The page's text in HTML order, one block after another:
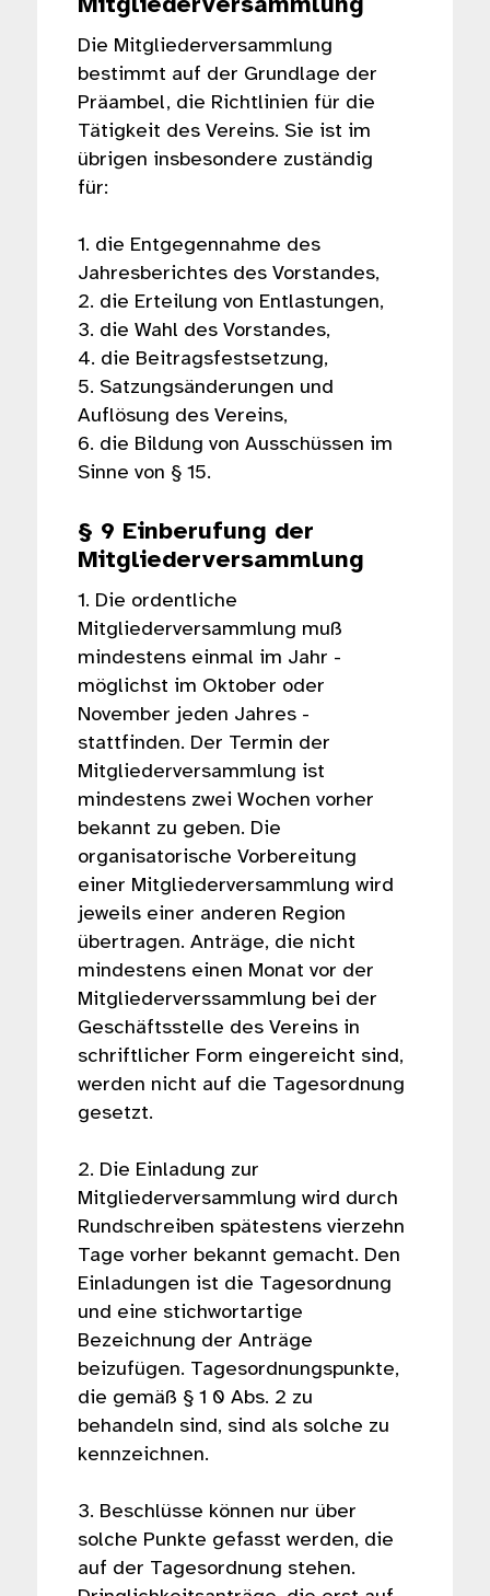
Mitgliederversammlung
Die Mitgliederversammlung
bestimmt auf der Grundlage der
Präambel, die Richtlinien für die
Tätigkeit des Vereins. Sie ist im
übrigen insbesondere zuständig
für:
1. die Entgegennahme des
Jahresberichtes des Vorstandes,
2. die Erteilung von Entlastungen,
3. die Wahl des Vorstandes,
4. die Beitragsfestsetzung,
5. Satzungsänderungen und
Auflösung des Vereins,
6. die Bildung von Ausschüssen im
Sinne von § 15.
§ 9 Einberufung der
Mitgliederversammlung
1. Die ordentliche
Mitgliederversammlung muß
mindestens einmal im Jahr -
möglichst im Oktober oder
November jeden Jahres -
stattfinden. Der Termin der
Mitgliederversammlung ist
mindestens zwei Wochen vorher
bekannt zu geben. Die
organisatorische Vorbereitung
einer Mitgliederversammlung wird
jeweils einer anderen Region
übertragen. Anträge, die nicht
mindestens einen Monat vor der
Mitgliederverssammlung bei der
Geschäftsstelle des Vereins in
schriftlicher Form eingereicht sind,
werden nicht auf die Tagesordnung
gesetzt.
2. Die Einladung zur
Mitgliederversammlung wird durch
Rundschreiben spätestens vierzehn
Tage vorher bekannt gemacht. Den
Einladungen ist die Tagesordnung
und eine stichwortartige
Bezeichnung der Anträge
beizufügen. Tagesordnungspunkte,
die gemäß § 1 0 Abs. 2 zu
behandeln sind, sind als solche zu
kennzeichnen.
3. Beschlüsse können nur über
solche Punkte gefasst werden, die
auf der Tagesordnung stehen.